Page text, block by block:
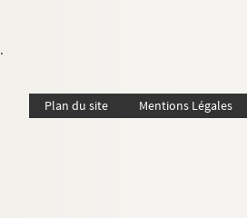
.
Plan du site Mentions Légales